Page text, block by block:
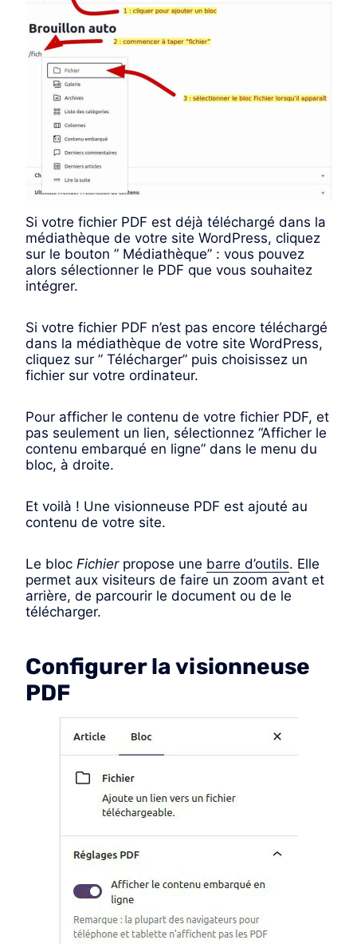
Si votre fichier PDF est déjà téléchargé dans la
médiathèque de votre site WordPress, cliquez
sur le bouton ” Médiathèque” : vous pouvez
alors sélectionner le PDF que vous souhaitez
intégrer.
Si votre fichier PDF n’est pas encore téléchargé
dans la médiathèque de votre site WordPress,
cliquez sur ” Télécharger” puis choisissez un
fichier sur votre ordinateur.
Pour afficher le contenu de votre fichier PDF, et
pas seulement un lien, sélectionnez “Afficher le
contenu embarqué en ligne” dans le menu du
bloc, à droite.
Et voilà ! Une visionneuse PDF est ajouté au
contenu de votre site.
Le bloc Fichierpropose une barre d’outils. Elle
permet aux visiteurs de faire un zoom avant et
arrière, de parcourir le document ou de le
télécharger.
Configurer la visionneuse
PDF